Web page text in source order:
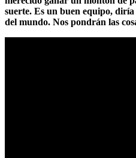
suerte. Es un buen equipo, diría
del mundo. Nos pondrán las